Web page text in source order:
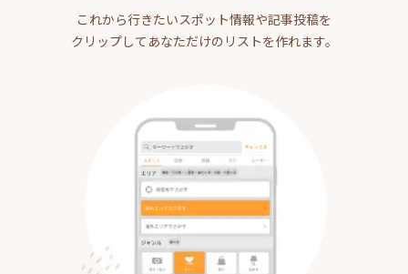
これから行きたいスポット情報や記事投稿を
クリップしてあなただけのリストを作れます。